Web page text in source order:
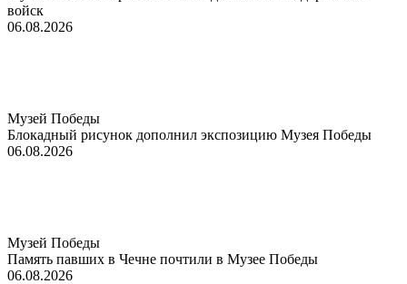
войск
06.08.2026
Музей Победы
Блокадный рисунок дополнил экспозицию Музея Победы
06.08.2026
Музей Победы
Память павших в Чечне почтили в Музее Победы
06.08.2026